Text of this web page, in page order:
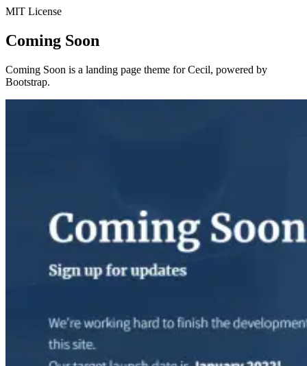
MIT License
Coming Soon
Coming Soon is a landing page theme for Cecil, powered by
Bootstrap.